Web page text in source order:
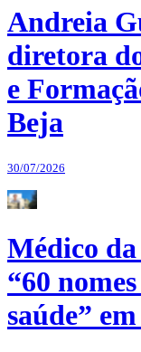
Andreia
diretora
e
Beja
30/07/2026
Médico
“60
saúde”